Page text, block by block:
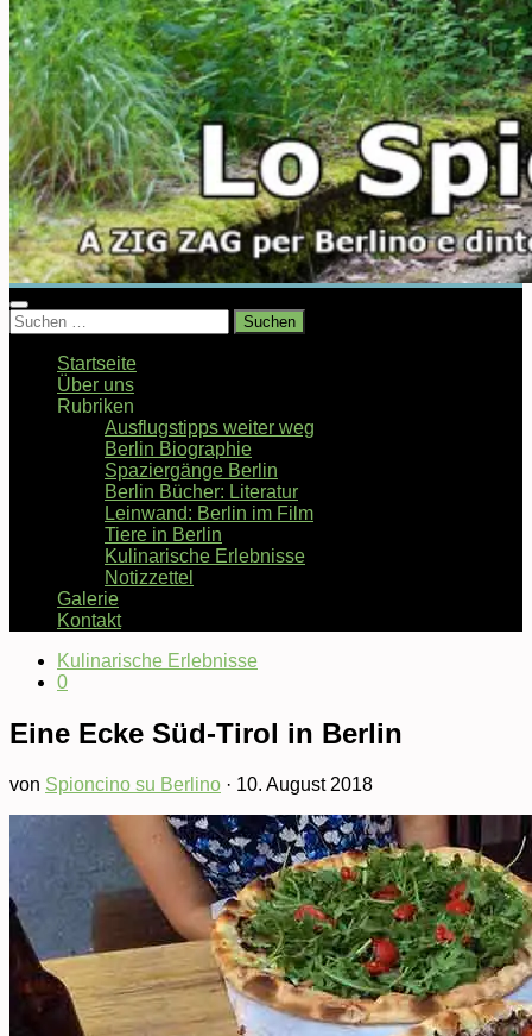
Suchen
nach:
Startseite
Über uns
Rubriken
Ausflugstipps weiter weg
Berlin Biographie
Spaziergänge Berlin
Berlin Bücher: Literatur
Leinwand: Berlin im Film
Tiere in Berlin
Kulinarische Erlebnisse
Notizzettel
Galerie
Kontakt
Kulinarische Erlebnisse
0
Eine Ecke Süd-Tirol in Berlin
von Spioncino su Berlino · 10. August 2018